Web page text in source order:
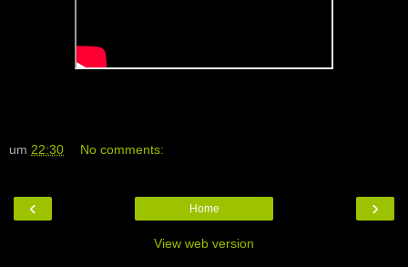
um 22:30 No comments:
‹ ›
Home
View web version